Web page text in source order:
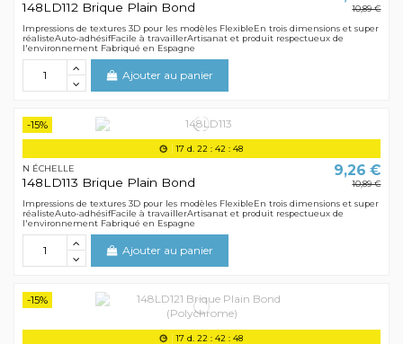
148LD112 Brique Plain Bond
10,89 €
Impressions de textures 3D pour les modèles FlexibleEn trois dimensions et super
réalisteAuto-adhésifFacile à travaillerArtisanat et produit respectueux de
l'environnement Fabriqué en Espagne
Ajouter au panier
-15%
17 d. 22 :42 :48
N ÉCHELLE
148LD113 Brique Plain Bond
9,26 €
10,89 €
Impressions de textures 3D pour les modèles FlexibleEn trois dimensions et super
réalisteAuto-adhésifFacile à travaillerArtisanat et produit respectueux de
l'environnement Fabriqué en Espagne
Ajouter au panier
-15%
17 d. 22 :42 :48